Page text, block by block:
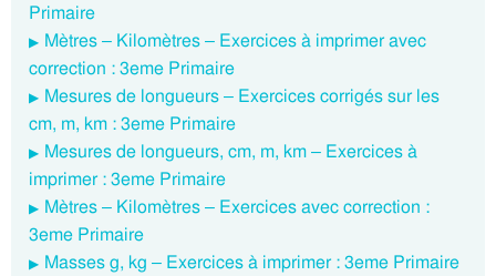
Primaire
Mètres – Kilomètres – Exercices à imprimer avec
correction : 3eme Primaire
Mesures de longueurs – Exercices corrigés sur les
cm, m, km : 3eme Primaire
Mesures de longueurs, cm, m, km – Exercices à
imprimer : 3eme Primaire
Mètres – Kilomètres – Exercices avec correction :
3eme Primaire
Masses g, kg – Exercices à imprimer : 3eme Primaire